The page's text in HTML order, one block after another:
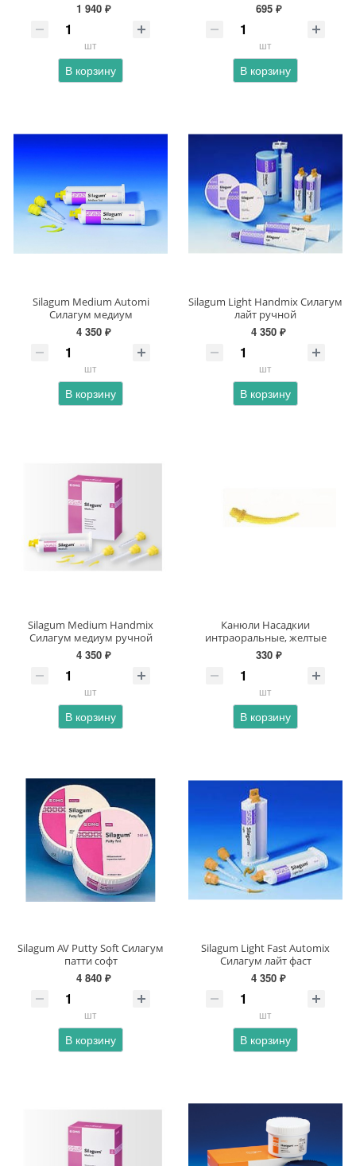
1 940 ₽
шт
В корзину
695 ₽
шт
В корзину
Silagum Medium Automi
Силагум медиум
4 350 ₽
шт
В корзину
Silagum Light Handmiх Силагум
лайт ручной
4 350 ₽
шт
В корзину
Silagum Medium Handmix
Силагум медиум ручной
4 350 ₽
шт
В корзину
Канюли Насадкии
интраоральные, желтые
330 ₽
шт
В корзину
Silagum AV Putty Soft Силагум
патти софт
4 840 ₽
шт
В корзину
Silagum Light Fast Automix
Силагум лайт фаст
4 350 ₽
шт
В корзину